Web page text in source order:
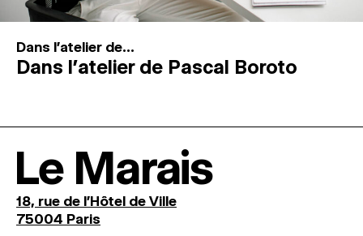
Dans l'atelier de...
Dans l’atelier de Pascal Boroto
Le Marais
18, rue de l'Hôtel de Ville
75004 Paris